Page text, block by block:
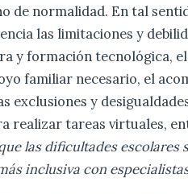
de normalidad. En tal
las limitaciones y
y formación tecnológica,
familiar necesario, el
exclusiones y
realizar tareas virtuales,
las dificultades escolares
inclusiva con